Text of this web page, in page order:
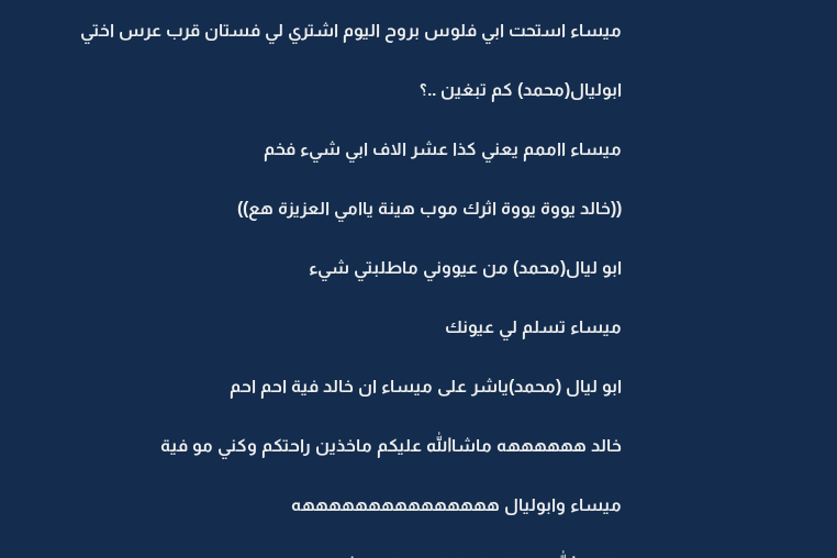
ميساء استحت ابي فلوس بروح اليوم اشتري لي فستان قرب عرس اختي
ابوليال(محمد) كم تبغين ..؟
ميساء ااممم يعني كذا عشر الاف ابي شيء فخم
((خالد يووة يووة اثرك موب هينة ياامي العزيزة هع))
ابو ليال(محمد) من عيووني ماطلبتي شيء
ميساء تسلم لي عيونك
ابو ليال (محمد)ياشر على ميساء ان خالد فية احم احم
خالد ههههههه ماشاالله عليكم ماخذين راحتكم وكني مو فية
ميساء وابوليال هههههههههههههههه